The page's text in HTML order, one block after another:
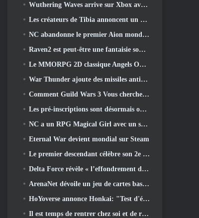
Wuthering Waves arrive sur Xbox avec la version 3.5 Mise à jour
Les créateurs de Tibia annoncent un nouveau test du MMORPG Zombie à l'ancienne, Persister en ligne
NC abandonne le premier Aion mondial 2 Vidéo des développeurs, Partager des détails sur le jeu
Raven2 est peut-être une fantaisie sombre, Mais cela n’arrête pas les plaisirs de l’été
Le MMORPG 2D classique Angels Online est lancé aujourd'hui dans le monde entier
War Thunder ajoute des missiles anti-radiations et une mesure de soutien électronique dans la mise à jour de la cavalerie lourde
Comment Guild Wars 3 Vous cherchez peut-être à innover dans l’espace MMO
Les pré-inscriptions sont désormais ouvertes pour le MIRESI de Smilegate: Un avenir invisible
NC a un RPG Magical Girl avec un style artistique inspiré de l’anime des années 90 en préparation
Eternal War devient mondial sur Steam
Le premier descendant célèbre son 2e anniversaire avec Descendant Fest 2026 Flux
Delta Force révèle « l’effondrement de la saison », annonce la collaboration Rainbow Six Siege
ArenaNet dévoile un jeu de cartes basé sur Guild Wars, Lié par la brume
HoYoverse annonce Honkai: "Test d'évolution" de l'anime Nexus
Il est temps de rentrer chez soi et de restaurer la retraite heureuse là où les vents se rencontrent